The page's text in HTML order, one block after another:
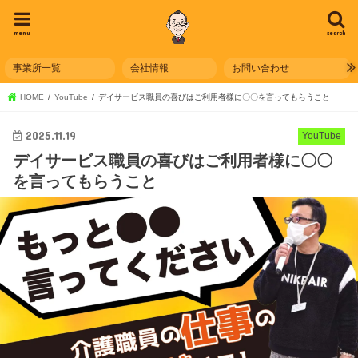
search
menu
事業所一覧 会社情報 お問い合わせ
HOME YouTube デイサービス職員の喜びはご利用者様に〇〇を言ってもらうこと
YouTube
2025.11.19
デイサービス職員の喜びはご利用者様に〇〇
を言ってもらうこと